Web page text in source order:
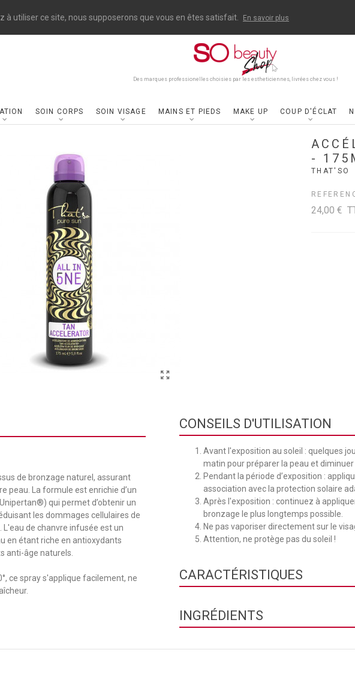
à utiliser ce site, nous supposerons que vous en êtes satisfait. En savoir plus
Des marques professionelles choisies par les estheticiennes, livrées chez vous !
SOIN CORPS SOIN VISAGE MAINS ET PIEDS MAKE UP COUP D'ÉCLAT
-
THAT'SO
24,00 €
de bronzage naturel, assurant
peau. La formule est enrichie d’un
qui permet d’obtenir un
les dommages cellulaires de
L'eau de chanvre infusée est un
en étant riche en antioxydants
anti-âge naturels.
ce spray s'applique facilement, ne
CONSEILS D'UTILISATION
Avant l'exposition au soleil : quelques
matin pour préparer la peau et
Pendant la période d’exposition :
association avec la protection solaire
Après l'exposition : continuez à
bronzage le plus longtemps possible.
Ne pas vaporiser directement sur le
Attention, ne protège pas du soleil !
CARACTÉRISTIQUES
Texture
INGRÉDIENTS